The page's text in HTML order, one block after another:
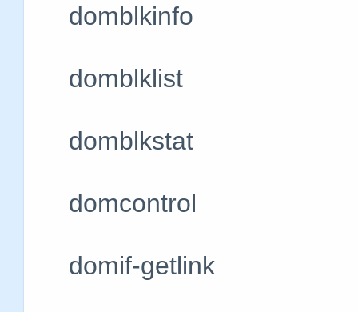
domblkinfo #域
domblklist #
domblkstat #获
domcontrol #
domif-getlink #获